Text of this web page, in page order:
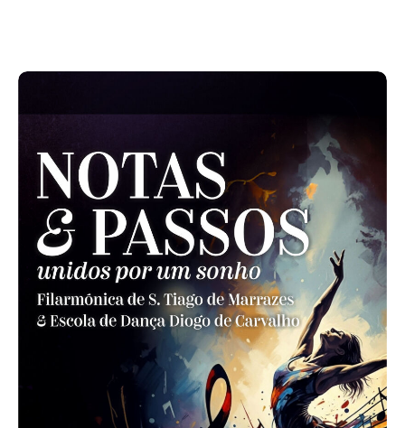
Política de Cookies
Acompanhe a Leiria Agenda
CULTURA
DESPORTO